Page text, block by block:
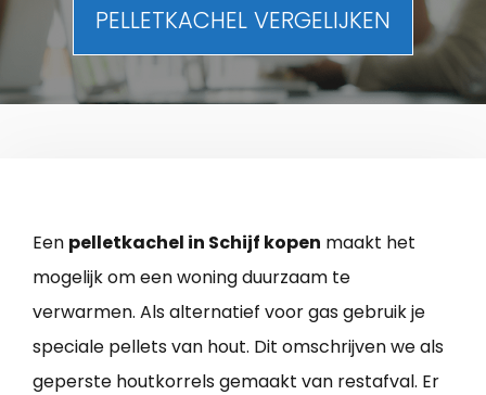
PELLETKACHEL VERGELIJKEN
Een pelletkachel in Schijf kopen maakt het
mogelijk om een woning duurzaam te
verwarmen. Als alternatief voor gas gebruik je
speciale pellets van hout. Dit omschrijven we als
geperste houtkorrels gemaakt van restafval. Er